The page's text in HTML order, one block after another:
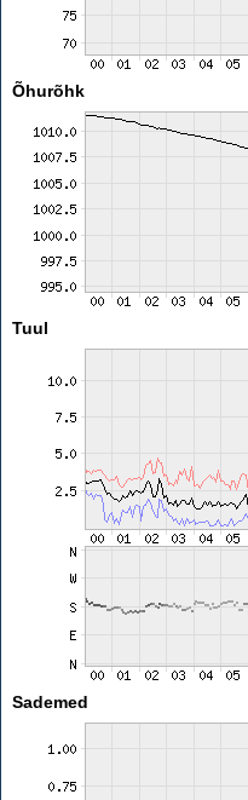
Õhurõhk
Tuul
Sademed